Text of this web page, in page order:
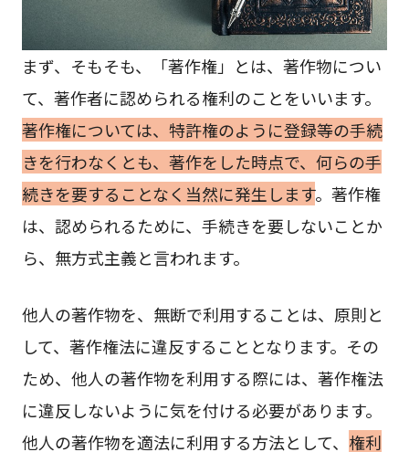
まず、そもそも、「著作権」とは、著作物につい
て、著作者に認められる権利のことをいいます。
著作権については、特許権のように登録等の手続
きを行わなくとも、著作をした時点で、何らの手
続きを要することなく当然に発生します。著作権
は、認められるために、手続きを要しないことか
ら、無方式主義と言われます。
他人の著作物を、無断で利用することは、原則と
して、著作権法に違反することとなります。その
ため、他人の著作物を利用する際には、著作権法
に違反しないように気を付ける必要があります。
他人の著作物を適法に利用する方法として、 権利